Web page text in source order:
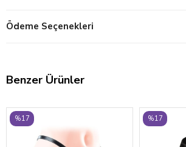
Ödeme Seçenekleri
Benzer Ürünler
%17 %17